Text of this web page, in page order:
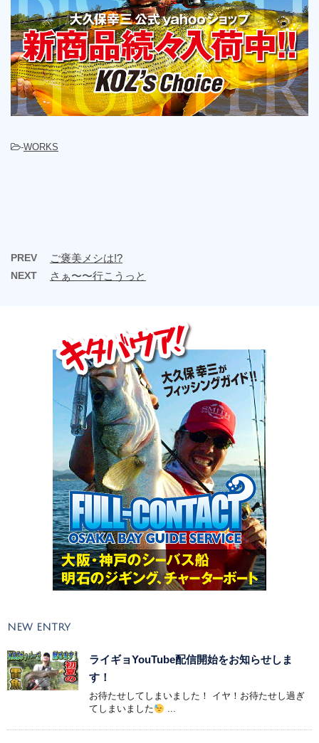
-WORKS
PREV ご褒美メシは!?
NEXT さぁ〜〜行こうっと
NEW ENTRY
ライギョYouTube配信開始をお知らせしま
す！
お待たせしてしまいました！ イヤ！お待たせし過ぎ
てしまいました
...